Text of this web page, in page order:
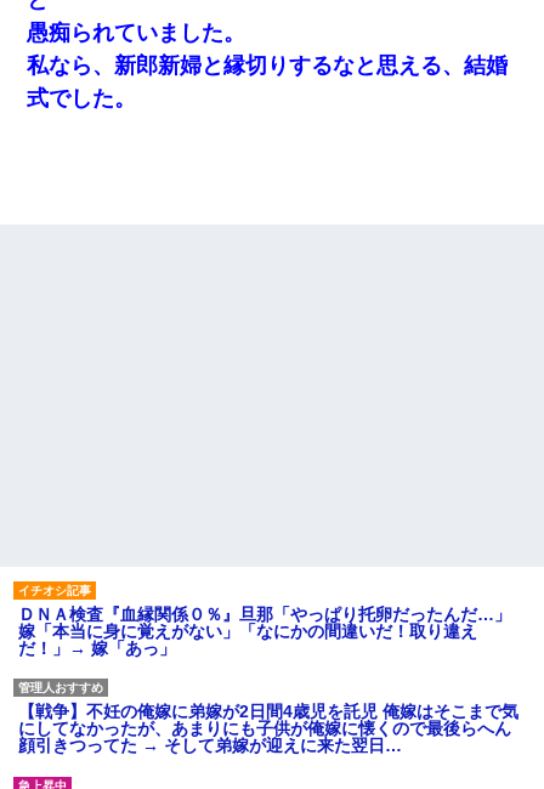
愚痴られていました。
私なら、新郎新婦と縁切りするなと思える、結婚
式でした。
ＤＮＡ検査『血縁関係０％』旦那「やっぱり托卵だったんだ…」
嫁「本当に身に覚えがない」「なにかの間違いだ！取り違え
だ！」→ 嫁「あっ」
【戦争】不妊の俺嫁に弟嫁が2日間4歳児を託児 俺嫁はそこまで気
にしてなかったが、あまりにも子供が俺嫁に懐くので最後らへん
顔引きつってた → そして弟嫁が迎えに来た翌日…